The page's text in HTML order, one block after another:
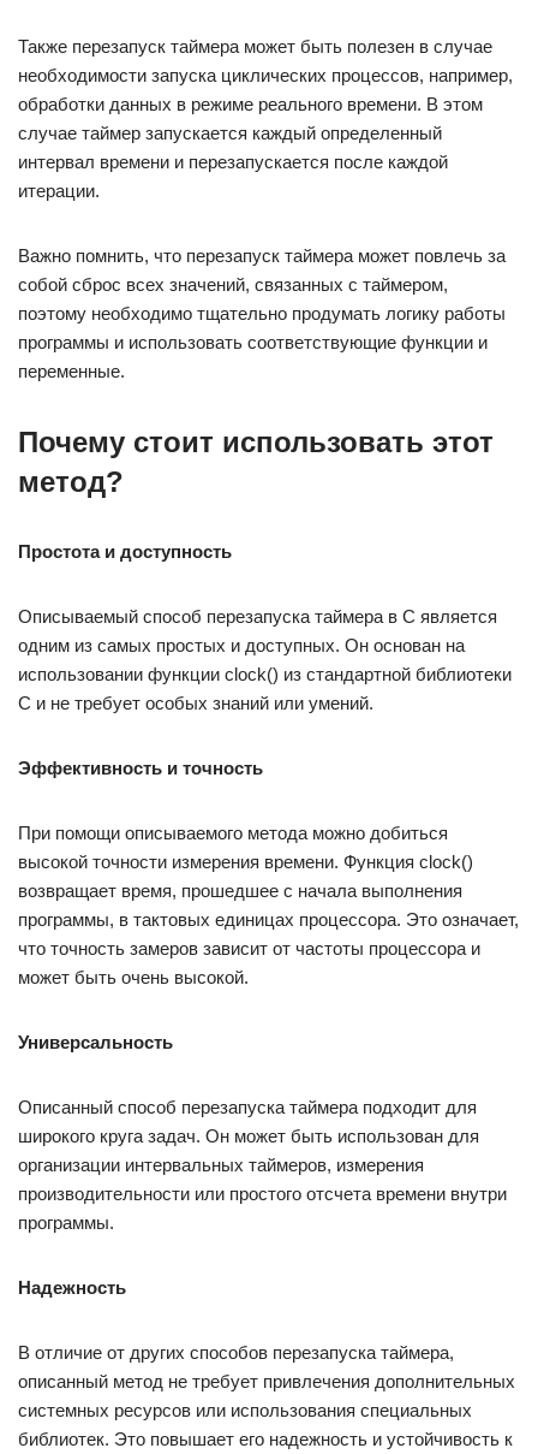
Также перезапуск таймера может быть полезен в случае
необходимости запуска циклических процессов, например,
обработки данных в режиме реального времени. В этом
случае таймер запускается каждый определенный
интервал времени и перезапускается после каждой
итерации.
Важно помнить, что перезапуск таймера может повлечь за
собой сброс всех значений, связанных с таймером,
поэтому необходимо тщательно продумать логику работы
программы и использовать соответствующие функции и
переменные.
Почему стоит использовать этот
метод?
Простота и доступность
Описываемый способ перезапуска таймера в C является
одним из самых простых и доступных. Он основан на
использовании функции clock() из стандартной библиотеки
C и не требует особых знаний или умений.
Эффективность и точность
При помощи описываемого метода можно добиться
высокой точности измерения времени. Функция clock()
возвращает время, прошедшее с начала выполнения
программы, в тактовых единицах процессора. Это означает,
что точность замеров зависит от частоты процессора и
может быть очень высокой.
Универсальность
Описанный способ перезапуска таймера подходит для
широкого круга задач. Он может быть использован для
организации интервальных таймеров, измерения
производительности или простого отсчета времени внутри
программы.
Надежность
В отличие от других способов перезапуска таймера,
описанный метод не требует привлечения дополнительных
системных ресурсов или использования специальных
библиотек. Это повышает его надежность и устойчивость к